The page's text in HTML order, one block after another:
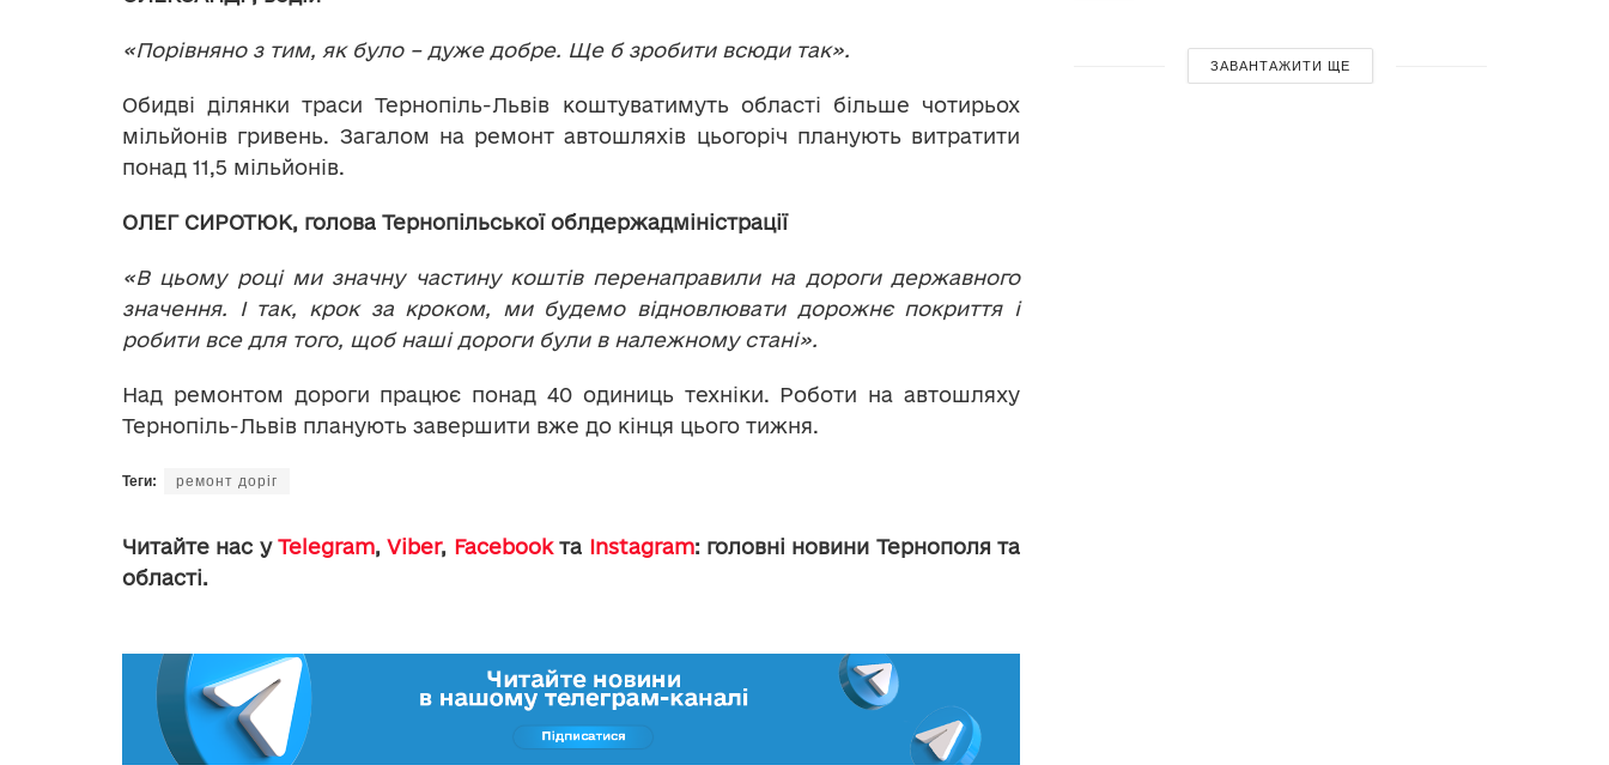
«Порівняно з тим, як було – дуже добре. Ще б зробити всюди так».
Обидві ділянки траси Тернопіль-Львів коштуватимуть області більше чотирьох
мільйонів гривень. Загалом на ремонт автошляхів цьогоріч планують витратити
понад 11,5 мільйонів.
ОЛЕГ СИРОТЮК, голова Тернопільської облдержадміністрації
«В цьому році ми значну частину коштів перенаправили на дороги державного
значення. І так, крок за кроком, ми будемо відновлювати дорожнє покриття і
робити все для того, щоб наші дороги були в належному стані».
Над ремонтом дороги працює понад 40 одиниць техніки. Роботи на автошляху
Тернопіль-Львів планують завершити вже до кінця цього тижня.
Теги: ремонт доріг
Читайте нас уTelegram,Viber, Facebookта Instagram: головні новини Тернополя та
області.
ЗАВАНТАЖИТИ ЩЕ